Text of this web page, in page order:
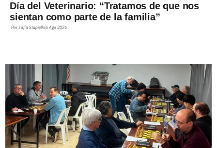
Día del Veterinario: “Tratamos de que nos
sientan como parte de la familia”
PorSofía Stupiello6 Ago 2026